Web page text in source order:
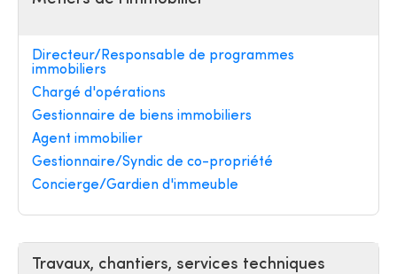
Directeur/Responsable de programmes
immobiliers
Chargé d'opérations
Gestionnaire de biens immobiliers
Agent immobilier
Gestionnaire/Syndic de co-propriété
Concierge/Gardien d'immeuble
Travaux, chantiers, services techniques